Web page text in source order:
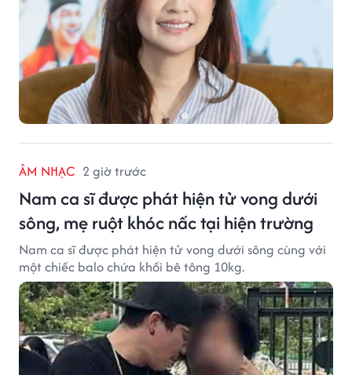
ÂM NHẠC 2 giờ trước
Nam ca sĩ được phát hiện tử vong dưới
sông, mẹ ruột khóc nấc tại hiện trường
Nam ca sĩ được phát hiện tử vong dưới sông cùng với
một chiếc balo chứa khối bê tông 10kg.